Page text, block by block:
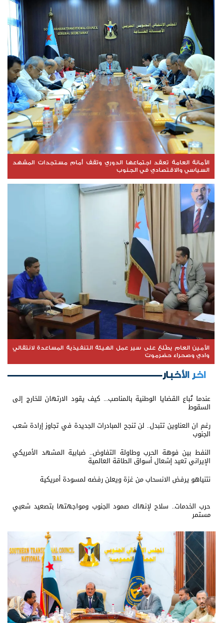
الأمانة العامة تعقد اجتماعها الدوري وتقف أمام مستجدات المشهد
السياسي والاقتصادي في الجنوب
الأمين العام يطّلع على سير عمل الهيئة التنفيذية المساعدة لانتقالي
وادي وصحراء حضرموت
اخر الأخبار
عندما تُباع القضايا الوطنية بالمناصب... كيف يقود الارتهان للخارج إلى
السقوط
رغم ان العناوين تتبدل.. لن تنجح المبادرات الجديدة في تجاوز إرادة شعب
الجنوب
النفط بين فوهة الحرب وطاولة التفاوض.. ضبابية المشهد الأمريكي
الإيراني تعيد إشعال أسواق الطاقة العالمية
نتنياهو يرفض الانسحاب من غزة ويعلن رفضه لمسودة أمريكية
حرب الخدمات.. سلاح لإنهاك صمود الجنوب ومواجهتها بتصعيد شعبي
مستمر